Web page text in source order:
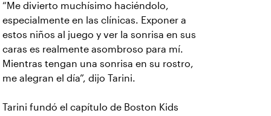
“Me divierto muchísimo haciéndolo,
especialmente en las clínicas. Exponer a
estos niños al juego y ver la sonrisa en sus
caras es realmente asombroso para mí.
Mientras tengan una sonrisa en su rostro,
me alegran el día”, dijo Tarini.
Tarini fundó el capítulo de Boston Kids